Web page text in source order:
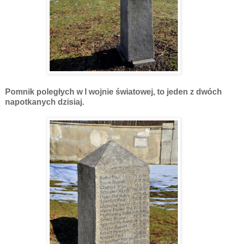
Pomnik poległych w I wojnie światowej, to jeden z dwóch
napotkanych dzisiaj.